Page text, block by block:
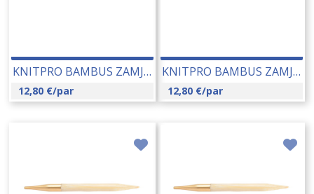
KNITPRO BAMBUS ZAMJENJIVE IGLE 10.00 MM (22412) 14234
12,80 €/par
KNITPRO BAMBUS ZAMJENJIVE IGLE 9.00 MM (22411) 14233
12,80 €/par